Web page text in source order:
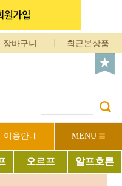
장바구니 최근본상품
이용안내 MENU
오르프 알프호른